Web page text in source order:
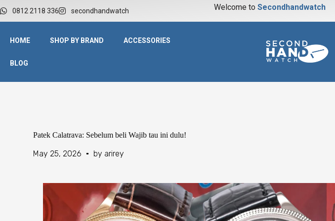
0812 2118 336 secondhandwatch Welcome to Secondhandwatch
HOME SHOP BY BRAND ACCESSORIES
BLOG
Patek Calatrava: Sebelum beli Wajib tau ini dulu!
May 25, 2026 by arirey